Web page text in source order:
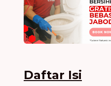
Daftar Isi